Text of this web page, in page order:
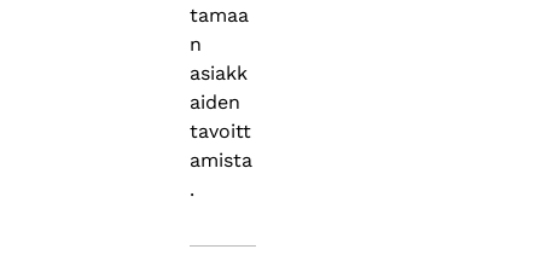
tamaa
n
asiakk
aiden
tavoitt
amista
.